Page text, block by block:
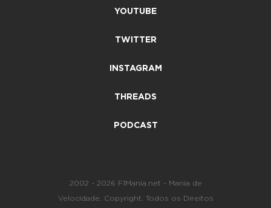
YOUTUBE
TWITTER
INSTAGRAM
THREADS
PODCAST
2002 - 2026 F1Mania.net - Mania de
Velocidade. Copyright. Todos os Direitos